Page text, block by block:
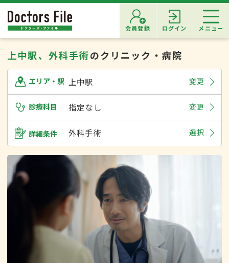
会員登録 ログイン メニュー
上中駅、外科手術のクリニック・病院
エリア・駅 上中駅 変更
診療科目 指定なし 変更
詳細条件 外科手術 選択